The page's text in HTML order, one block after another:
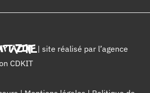
| site réalisé par l’agence
CDKIT